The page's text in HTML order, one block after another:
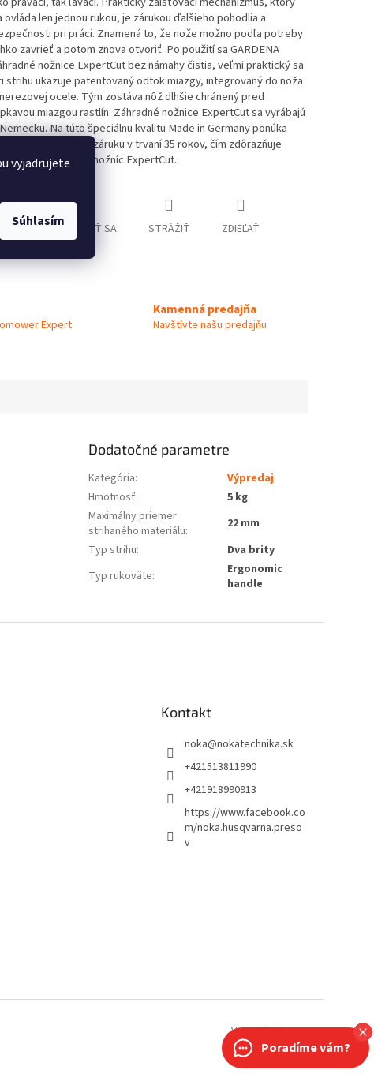
vyjadrujete
Súhlasím
ovláda len jednou rukou, je zárukou ďalšieho pohodlia a
pri práci. Znamená to, že nože možno podľa potreby
zavrieť a potom znova otvoriť. Po použití sa GARDENA
nožnice ExpertCut bez námahy čistia, veľmi praktický sa
strihu ukazuje patentovaný odtok miazgy, integrovaný do noža
ocele. Tým zostáva nôž dlhšie chránený pred
miazgou rastlín. Záhradné nožnice ExpertCut sa vyrábajú
Na túto špeciálnu kvalitu Made in Germany ponúka
GARDENA predĺženú záruku v trvaní 35 rokov, čím zdôrazňuje
trvanlivosť nožníc ExpertCut.
TLAČ OPÝTAŤ SA STRÁŽIŤ ZDIEĽAŤ
Expert
Kamenná predajňa
Navštívte našu predajňu
Dodatočné parametre
Kategória:
Výpredaj
Hmotnosť:
5 kg
Maximálny priemer
strihaného materiálu:
22 mm
Typ strihu:
Dva brity
Typ rukoväte:
Ergonomic
handle
Kontakt
noka@nokatechnika.sk
+421513811990
+421918990913
https://www.facebook.co
m/noka.husqvarna.preso
v
Vytvoril Shoptet
Poradíme vám?